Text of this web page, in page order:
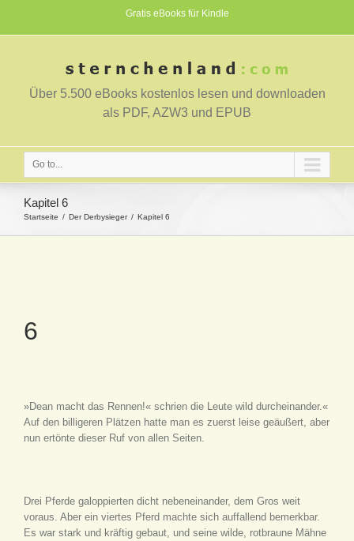
Gratis eBooks für Kindle
Über 5.500 eBooks kostenlos lesen und downloaden
als PDF, AZW3 und EPUB
Go to...
Kapitel 6
Startseite Der Derbysieger Kapitel 6
6
»Dean macht das Rennen!« schrien die Leute wild durcheinander.«
Auf den billigeren Plätzen hatte man es zuerst leise geäußert, aber
nun ertönte dieser Ruf von allen Seiten.
Drei Pferde galoppierten dicht nebeneinander, dem Gros weit
voraus. Aber ein viertes Pferd machte sich auffallend bemerkbar.
Es war stark und kräftig gebaut, und seine wilde, rotbraune Mähne